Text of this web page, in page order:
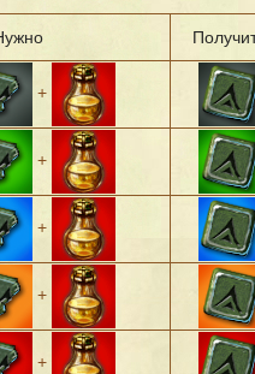
+
+
+
+
+